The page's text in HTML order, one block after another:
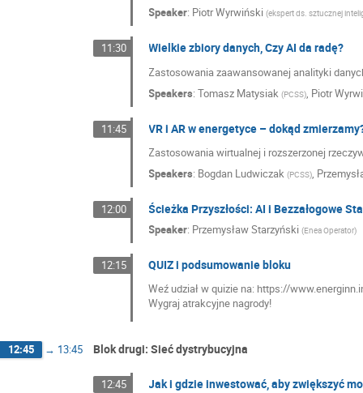
Speaker: Piotr Wyrwiński (ekspert ds. sztucznej
11:30 Wielkie zbiory danych, Czy AI da radę?
Zastosowania zaawansowanej analityki
Speakers:Tomasz Matysiak (PCSS), Piotr
11:45 VR i AR w energetyce – dokąd
Zastosowania wirtualnej i rozszerzonej
Speakers: Bogdan Ludwiczak (PCSS),
12:00 Ścieżka Przyszłości: AI i Bezzałogowe
Speaker: Przemysław Starzyński (Enea Operator)
12:15 QUIZ i podsumowanie bloku
Weź udział w quizie na: https://
Wygraj atrakcyjne nagrody!
12:45 → 13:45 Blok drugi: Sieć dystrybucyjna
12:45 Jak i gdzie inwestować, aby zwiększyć